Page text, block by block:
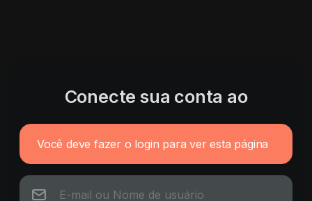
Conecte sua conta ao
Você deve fazer o login para ver esta página